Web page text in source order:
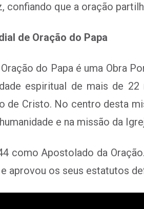
confiando que a oração
de Oração do Papa
do Papa é uma Obra
espiritual de mais de
de Cristo. No centro desta
e na missão da
como Apostolado da
aprovou os seus estatutos